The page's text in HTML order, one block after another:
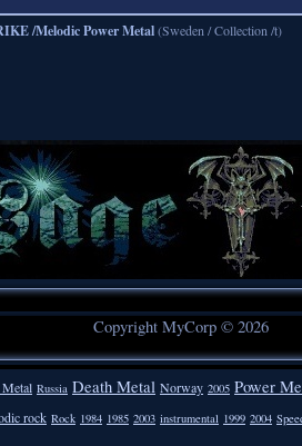
/Melodic Power Metal(Sweden / Collection /t)
Copyright MyCorp © 2026
Russia Death Metal Norway 2005 Power
rock Rock 1984 1985 2003 instrumental 1999 2004